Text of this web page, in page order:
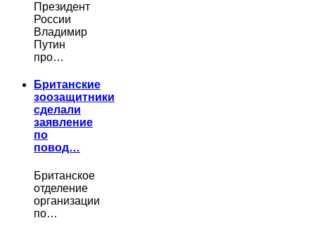
Президент
России
Владимир
Путин
про…
Британские
зоозащитники
сделали
заявление
по
повод…
Британское
отделение
организации
по…